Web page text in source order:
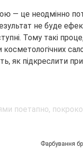
— це неодмінно
не буде
Тому такі
косметологічних
як підкреслити
Фарбування